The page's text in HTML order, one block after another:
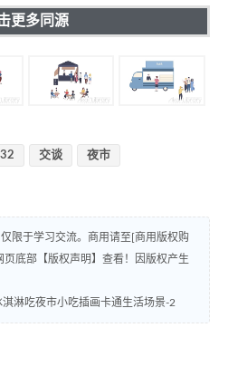
更多同源
交谈 夜市
限于学习交流。商用请至[商用版权购
底部【版权声明】查看！因版权产生
淇淋吃夜市小吃插画卡通生活场景-2